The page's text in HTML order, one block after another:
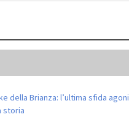
della Brianza: l’ultima sfida
storia